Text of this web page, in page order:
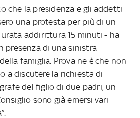
che la presidenza e gli addetti
una protesta per più di un
addirittura 15 minuti - ha
presenza di una sinistra
famiglia. Prova ne è che non
a discutere la richiesta di
del figlio di due padri, un
sono già emersi vari